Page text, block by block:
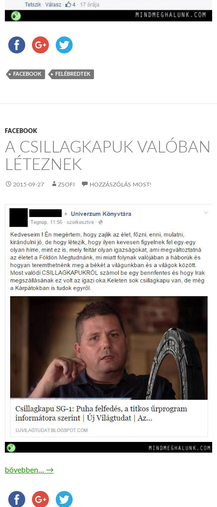
FACEBOOK FELÉBREDTEK
FACEBOOK
A CSILLAGKAPUK VALÓBAN
LÉTEZNEK
2015-09-27 ZSOFI HOZZÁSZÓLÁS MOST!
A csillagkapuk valóban léteznek
bővebben… →